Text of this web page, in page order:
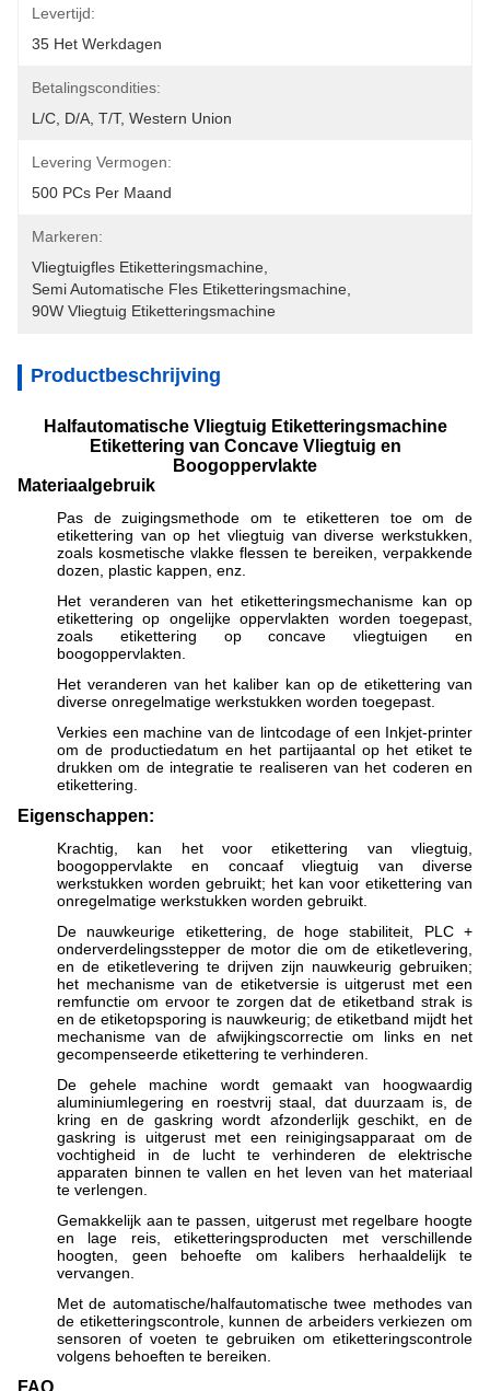
Levertijd:
35 Het Werkdagen
Betalingscondities:
L/C, D/A, T/T, Western Union
Levering Vermogen:
500 PCs Per Maand
Markeren:
Vliegtuigfles Etiketteringsmachine
Semi Automatische Fles Etiketteringsmachine
90W Vliegtuig Etiketteringsmachine
Productbeschrijving
Halfautomatische Vliegtuig Etiketteringsmachine
Etikettering van Concave Vliegtuig en
Boogoppervlakte
Materiaalgebruik
Pas de zuigingsmethode om te etiketteren toe om de
etikettering van op het vliegtuig van diverse werkstukken,
zoals kosmetische vlakke flessen te bereiken, verpakkende
dozen, plastic kappen, enz.
Het veranderen van het etiketteringsmechanisme kan op
etikettering op ongelijke oppervlakten worden toegepast,
zoals etikettering op concave vliegtuigen en
boogoppervlakten.
Het veranderen van het kaliber kan op de etikettering van
diverse onregelmatige werkstukken worden toegepast.
Verkies een machine van de lintcodage of een Inkjet-printer
om de productiedatum en het partijaantal op het etiket te
drukken om de integratie te realiseren van het coderen en
etikettering.
Eigenschappen:
Krachtig, kan het voor etikettering van vliegtuig,
boogoppervlakte en concaaf vliegtuig van diverse
werkstukken worden gebruikt; het kan voor etikettering van
onregelmatige werkstukken worden gebruikt.
De nauwkeurige etikettering, de hoge stabiliteit, PLC +
onderverdelingsstepper de motor die om de etiketlevering,
en de etiketlevering te drijven zijn nauwkeurig gebruiken;
het mechanisme van de etiketversie is uitgerust met een
remfunctie om ervoor te zorgen dat de etiketband strak is
en de etiketopsporing is nauwkeurig; de etiketband mijdt het
mechanisme van de afwijkingscorrectie om links en net
gecompenseerde etikettering te verhinderen.
De gehele machine wordt gemaakt van hoogwaardig
aluminiumlegering en roestvrij staal, dat duurzaam is, de
kring en de gaskring wordt afzonderlijk geschikt, en de
gaskring is uitgerust met een reinigingsapparaat om de
vochtigheid in de lucht te verhinderen de elektrische
apparaten binnen te vallen en het leven van het materiaal
te verlengen.
Gemakkelijk aan te passen, uitgerust met regelbare hoogte
en lage reis, etiketteringsproducten met verschillende
hoogten, geen behoefte om kalibers herhaaldelijk te
vervangen.
Met de automatische/halfautomatische twee methodes van
de etiketteringscontrole, kunnen de arbeiders verkiezen om
sensoren of voeten te gebruiken om etiketteringscontrole
volgens behoeften te bereiken.
FAQ